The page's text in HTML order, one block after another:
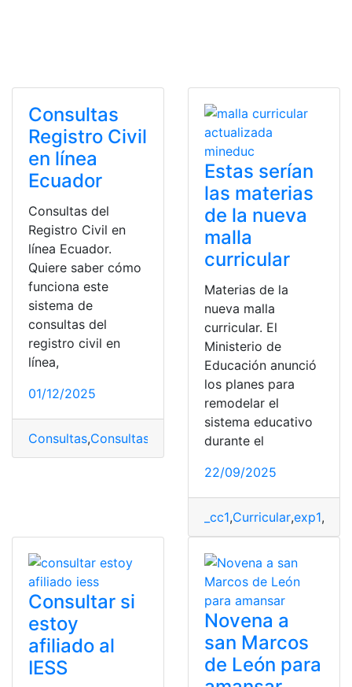
Consultas
Registro Civil
en línea
Ecuador
Consultas del
Registro Civil en
línea Ecuador.
Quiere saber cómo
funciona este
sistema de
consultas del
registro civil en
línea,
01/12/2025
Consultas,Consultas consultas online, exp1
Estas serían
las materias
de la nueva
malla
curricular
Materias de la
nueva malla
curricular. El
Ministerio de
Educación anunció
los planes para
remodelar el
sistema educativo
durante el
22/09/2025
_cc1,Curricular,exp1,
Consultar si
estoy
afiliado al
IESS
Novena a
san Marcos
de León para